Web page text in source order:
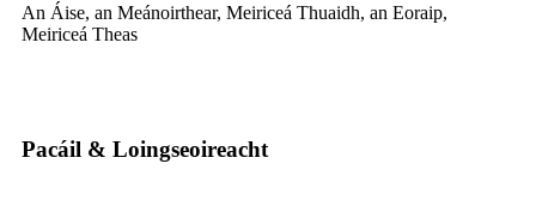
An Áise, an Meánoirthear, Meiriceá Thuaidh, an Eoraip,
Meiriceá Theas
Pacáil & Loingseoireacht